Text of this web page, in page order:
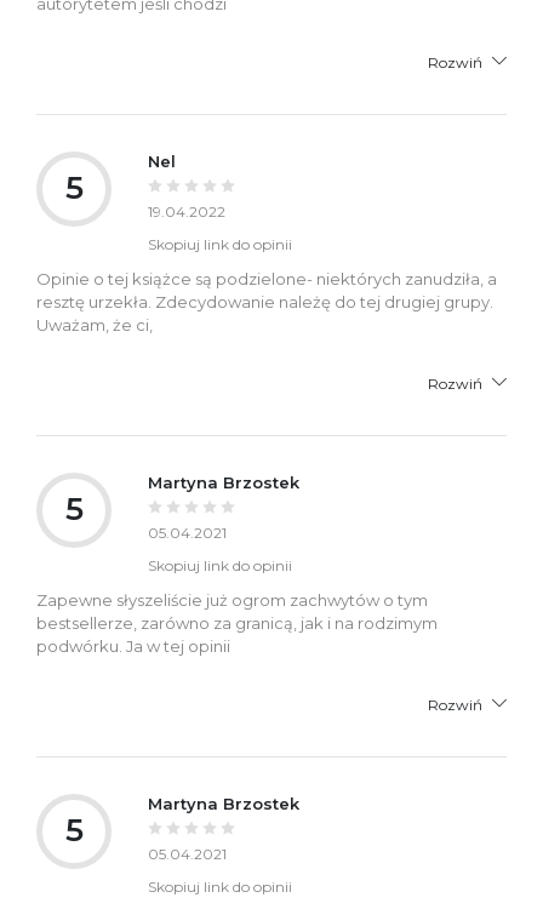
Rozwiń
5
Nel
19.04.2022
Skopiuj link do opinii
Opinie o tej książce są podzielone- niektórych zanudziła, a
resztę urzekła. Zdecydowanie należę do tej drugiej grupy.
Uważam, że ci,
Rozwiń
5
Martyna Brzostek
05.04.2021
Skopiuj link do opinii
Zapewne słyszeliście już ogrom zachwytów o tym
bestsellerze, zarówno za granicą, jak i na rodzimym
podwórku. Ja w tej opinii
Rozwiń
5
Martyna Brzostek
05.04.2021
Skopiuj link do opinii